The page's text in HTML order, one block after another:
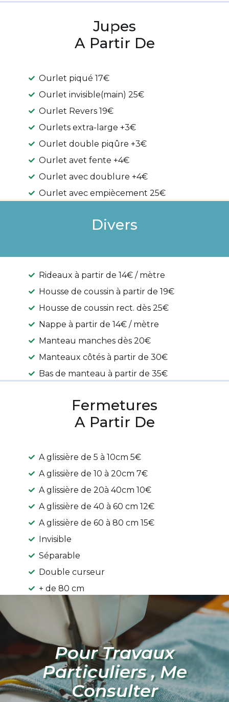
Jupes
A Partir De
Ourlet piqué 17€
Ourlet invisible(main) 25€
Ourlet Revers 19€
Ourlets extra-large +3€
Ourlet double piqûre +3€
Ourlet avet fente +4€
Ourlet avec doublure +4€
Ourlet avec empiècement 25€
Divers
Rideaux à partir de 14€ / mètre
Housse de coussin à partir de 19€
Housse de coussin rect. dès 25€
Nappe à partir de 14€ / mètre
Manteau manches dès 20€
Manteaux côtés à partir de 30€
Bas de manteau à partir de 35€
Fermetures
A Partir De
A glissière de 5 à 10cm 5€
A glissière de 10 à 20cm 7€
A glissière de 20à 40cm 10€
A glissière de 40 à 60 cm 12€
A glissière de 60 à 80 cm 15€
Invisible
Séparable
Double curseur
+ de 80 cm
Pour Travaux
Particuliers , Me
Consulter